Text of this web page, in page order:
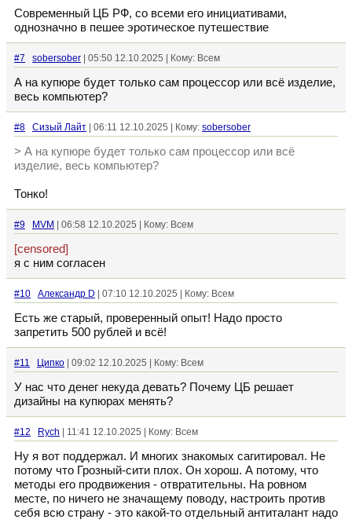
Современный ЦБ РФ, со всеми его инициативами,
однозначно в пешее эротическое путешествие
#7 sobersober | 05:50 12.10.2025 | Кому: Всем
А на купюре будет только сам процессор или всё изделие,
весь компьютер?
#8 Сизый Лайт | 06:11 12.10.2025 | Кому: sobersober
> А на купюре будет только сам процессор или всё
изделие, весь компьютер?
Тонко!
#9 MVM | 06:58 12.10.2025 | Кому: Всем
[censored]
я с ним согласен
#10 Александр D | 07:10 12.10.2025 | Кому: Всем
Есть же старый, проверенный опыт! Надо просто
запретить 500 рублей и всё!
#11 Ципко | 09:02 12.10.2025 | Кому: Всем
У нас что денег некуда девать? Почему ЦБ решает
дизайны на купюрах менять?
#12 Rych | 11:41 12.10.2025 | Кому: Всем
Ну я вот поддержал. И многих знакомых сагитировал. Не
потому что Грозный-сити плох. Он хорош. А потому, что
методы его продвижения - отвратительны. На ровном
месте, по ничего не значащему поводу, настроить против
себя всю страну - это какой-то отдельный антиталант надо